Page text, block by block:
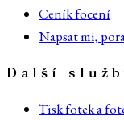
Ceník focení
Napsat mi,
Další
Tisk fotek a